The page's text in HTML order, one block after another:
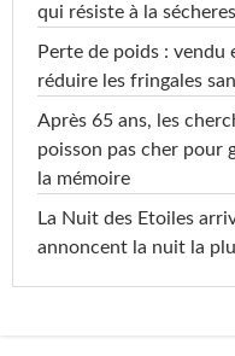
qui résiste à la
Perte de poids : vendu
réduire les fringales
Après 65 ans, les
poisson pas cher pour
la mémoire
La Nuit des Etoiles
annoncent la nuit la